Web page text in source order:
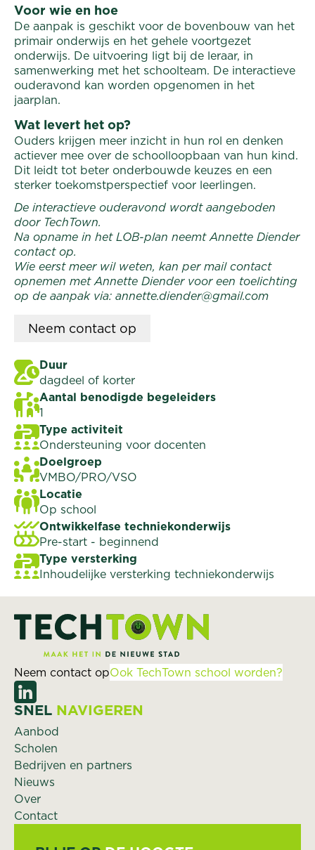
Voor wie en hoe
De aanpak is geschikt voor de bovenbouw van het
primair onderwijs en het gehele voortgezet
onderwijs. De uitvoering ligt bij de leraar, in
samenwerking met het schoolteam. De interactieve
ouderavond kan worden opgenomen in het
jaarplan.
Wat levert het op?
Ouders krijgen meer inzicht in hun rol en denken
actiever mee over de schoolloopbaan van hun kind.
Dit leidt tot beter onderbouwde keuzes en een
sterker toekomstperspectief voor leerlingen.
De interactieve ouderavond wordt aangeboden
door TechTown.
Na opname in het LOB-plan neemt Annette Diender
contact op.
Wie eerst meer wil weten, kan per mail contact
opnemen met Annette Diender voor een toelichting
op de aanpak via: annette.diender@gmail.com
Neem contact op
Duur
dagdeel of korter
Aantal benodigde begeleiders
1
Type activiteit
Ondersteuning voor docenten
Doelgroep
VMBO/PRO/VSO
Locatie
Op school
Ontwikkelfase techniekonderwijs
Pre-start - beginnend
Type versterking
Inhoudelijke versterking techniekonderwijs
Neem contact opOok TechTown school worden?
SNEL NAVIGEREN
Aanbod
Scholen
Bedrijven en partners
Nieuws
Over
Contact